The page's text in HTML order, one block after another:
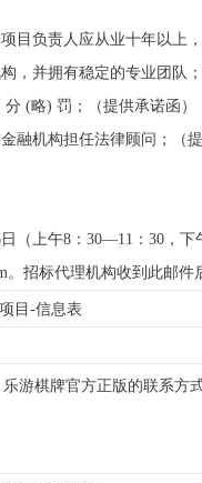
目负责人应从业十年以上
，并拥有稳定的专业团队
(略) 罚；（提供承诺函）
融机构担任法律顾问；（
（上午8：30—11：30，
。招标代理机构收到此邮
目-信息表
乐游棋牌官方正版的联系方